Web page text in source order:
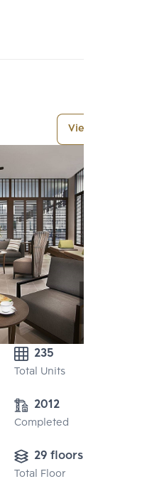
View More
235
Total Units
2012
Completed
29 floors
Total Floor